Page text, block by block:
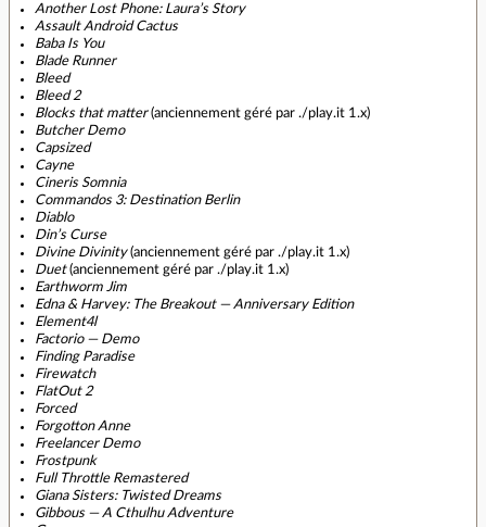
Another Lost Phone: Lauraʼs Story
Assault Android Cactus
Baba Is You
Blade Runner
Bleed
Bleed 2
Blocks that matter(anciennement géré par ./play.it 1.x)
Butcher Demo
Capsized
Cayne
Cineris Somnia
Commandos 3: Destination Berlin
Diablo
Din’s Curse
Divine Divinity(anciennement géré par ./play.it 1.x)
Duet(anciennement géré par ./play.it 1.x)
Earthworm Jim
Edna & Harvey: The Breakout — Anniversary Edition
Element4l
Factorio — Demo
Finding Paradise
Firewatch
FlatOut 2
Forced
Forgotton Anne
Freelancer Demo
Frostpunk
Full Throttle Remastered
Giana Sisters: Twisted Dreams
Gibbous — A Cthulhu Adventure